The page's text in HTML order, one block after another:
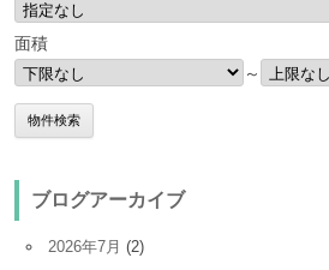
面積
～
ブログアーカイブ
2026年7月 (2)